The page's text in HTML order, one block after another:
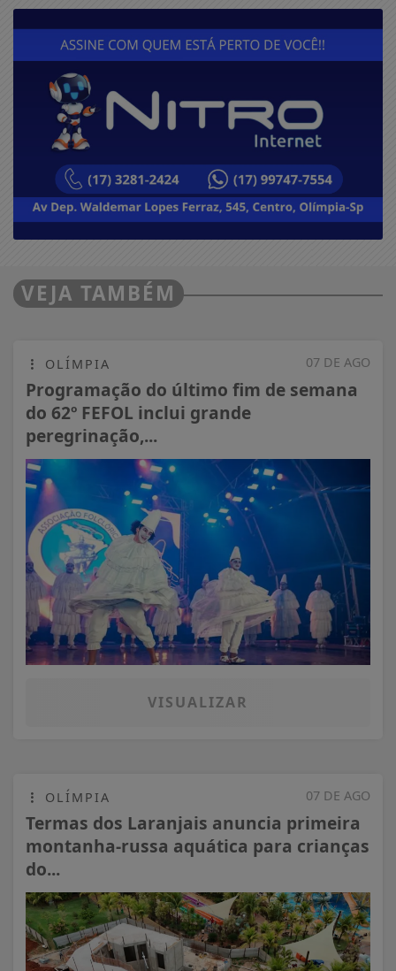
VEJA TAMBÉM
07 DE AGO
OLÍMPIA
Programação do último fim de semana
do 62º FEFOL inclui grande
peregrinação,...
VISUALIZAR
07 DE AGO
OLÍMPIA
Termas dos Laranjais anuncia primeira
montanha-russa aquática para crianças
do...